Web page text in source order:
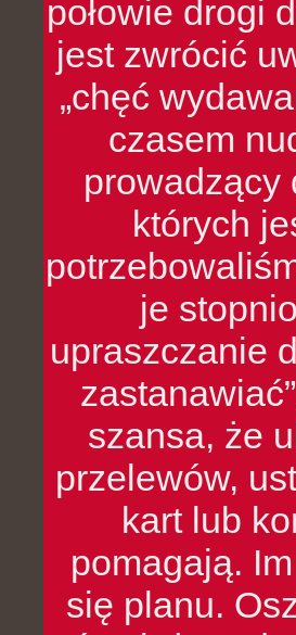
połowie drogi
jest zwrócić
„chęć
czasem
prowadzący
których
je
upraszczanie
szansa, że
przelewów,
kart lub
pomagają.
się planu.